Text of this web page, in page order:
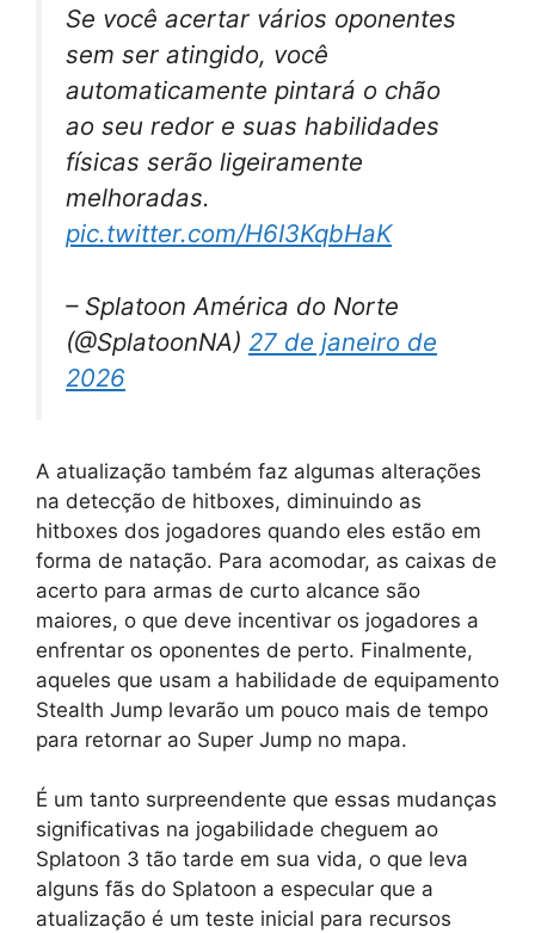
Se você acertar vários oponentes
sem ser atingido, você
automaticamente pintará o chão
ao seu redor e suas habilidades
físicas serão ligeiramente
melhoradas.
pic.twitter.com/H6I3KqbHaK
– Splatoon América do Norte
(@SplatoonNA) 27 de janeiro de
2026
A atualização também faz algumas alterações
na detecção de hitboxes, diminuindo as
hitboxes dos jogadores quando eles estão em
forma de natação. Para acomodar, as caixas de
acerto para armas de curto alcance são
maiores, o que deve incentivar os jogadores a
enfrentar os oponentes de perto. Finalmente,
aqueles que usam a habilidade de equipamento
Stealth Jump levarão um pouco mais de tempo
para retornar ao Super Jump no mapa.
É um tanto surpreendente que essas mudanças
significativas na jogabilidade cheguem ao
Splatoon 3 tão tarde em sua vida, o que leva
alguns fãs do Splatoon a especular que a
atualização é um teste inicial para recursos